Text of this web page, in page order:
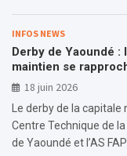
INFOS NEWS
Derby de Yaoundé :
maintien se
18 juin 2026
Le derby de la capitale
Centre Technique de la
de Yaoundé et l’AS